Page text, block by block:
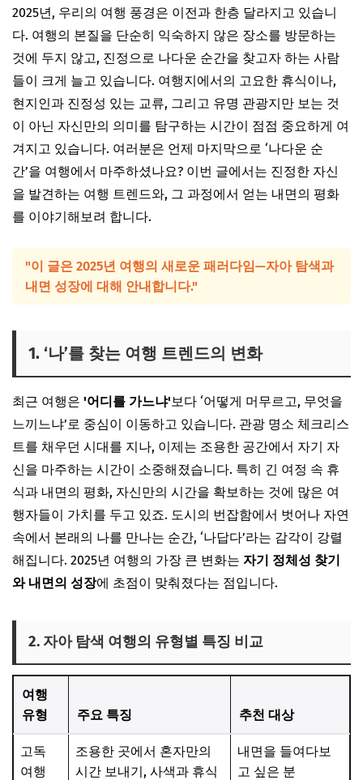
6. 나다운 여행을 위한 실전 단계 가이드
자주 묻는 질문 Best 6
2025년, 우리의 여행 풍경은 이전과 한층 달라지고 있습니
다. 여행의 본질을 단순히 익숙하지 않은 장소를 방문하는
것에 두지 않고, 진정으로 나다운 순간을 찾고자 하는 사람
들이 크게 늘고 있습니다. 여행지에서의 고요한 휴식이나,
현지인과 진정성 있는 교류, 그리고 유명 관광지만 보는 것
이 아닌 자신만의 의미를 탐구하는 시간이 점점 중요하게 여
겨지고 있습니다. 여러분은 언제 마지막으로 ‘나다운 순
간’을 여행에서 마주하셨나요? 이번 글에서는 진정한 자신
을 발견하는 여행 트렌드와, 그 과정에서 얻는 내면의 평화
를 이야기해보려 합니다.
"이 글은 2025년 여행의 새로운 패러다임—자아 탐색과
내면 성장에 대해 안내합니다."
1. ‘나’를 찾는 여행 트렌드의 변화
최근 여행은 '어디를 가느냐'보다 ‘어떻게 머무르고, 무엇을
느끼느냐’로 중심이 이동하고 있습니다. 관광 명소 체크리스
트를 채우던 시대를 지나, 이제는 조용한 공간에서 자기 자
신을 마주하는 시간이 소중해졌습니다. 특히 긴 여정 속 휴
식과 내면의 평화, 자신만의 시간을 확보하는 것에 많은 여
행자들이 가치를 두고 있죠. 도시의 번잡함에서 벗어나 자연
속에서 본래의 나를 만나는 순간, ‘나답다’라는 감각이 강렬
해집니다. 2025년 여행의 가장 큰 변화는 자기 정체성 찾기
와 내면의 성장에 초점이 맞춰졌다는 점입니다.
2. 자아 탐색 여행의 유형별 특징 비교
여행
유형
주요 특징 추천 대상
고독
여행
조용한 곳에서 혼자만의
시간 보내기, 사색과 휴식
내면을 들여다보
고 싶은 분